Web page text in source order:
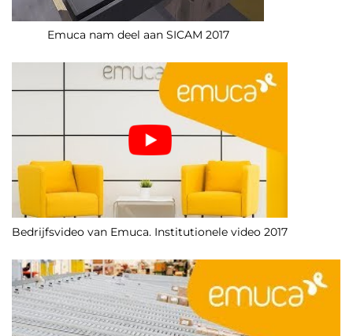
Emuca nam deel aan SICAM 2017
Bedrijfsvideo van Emuca. Institutionele video 2017